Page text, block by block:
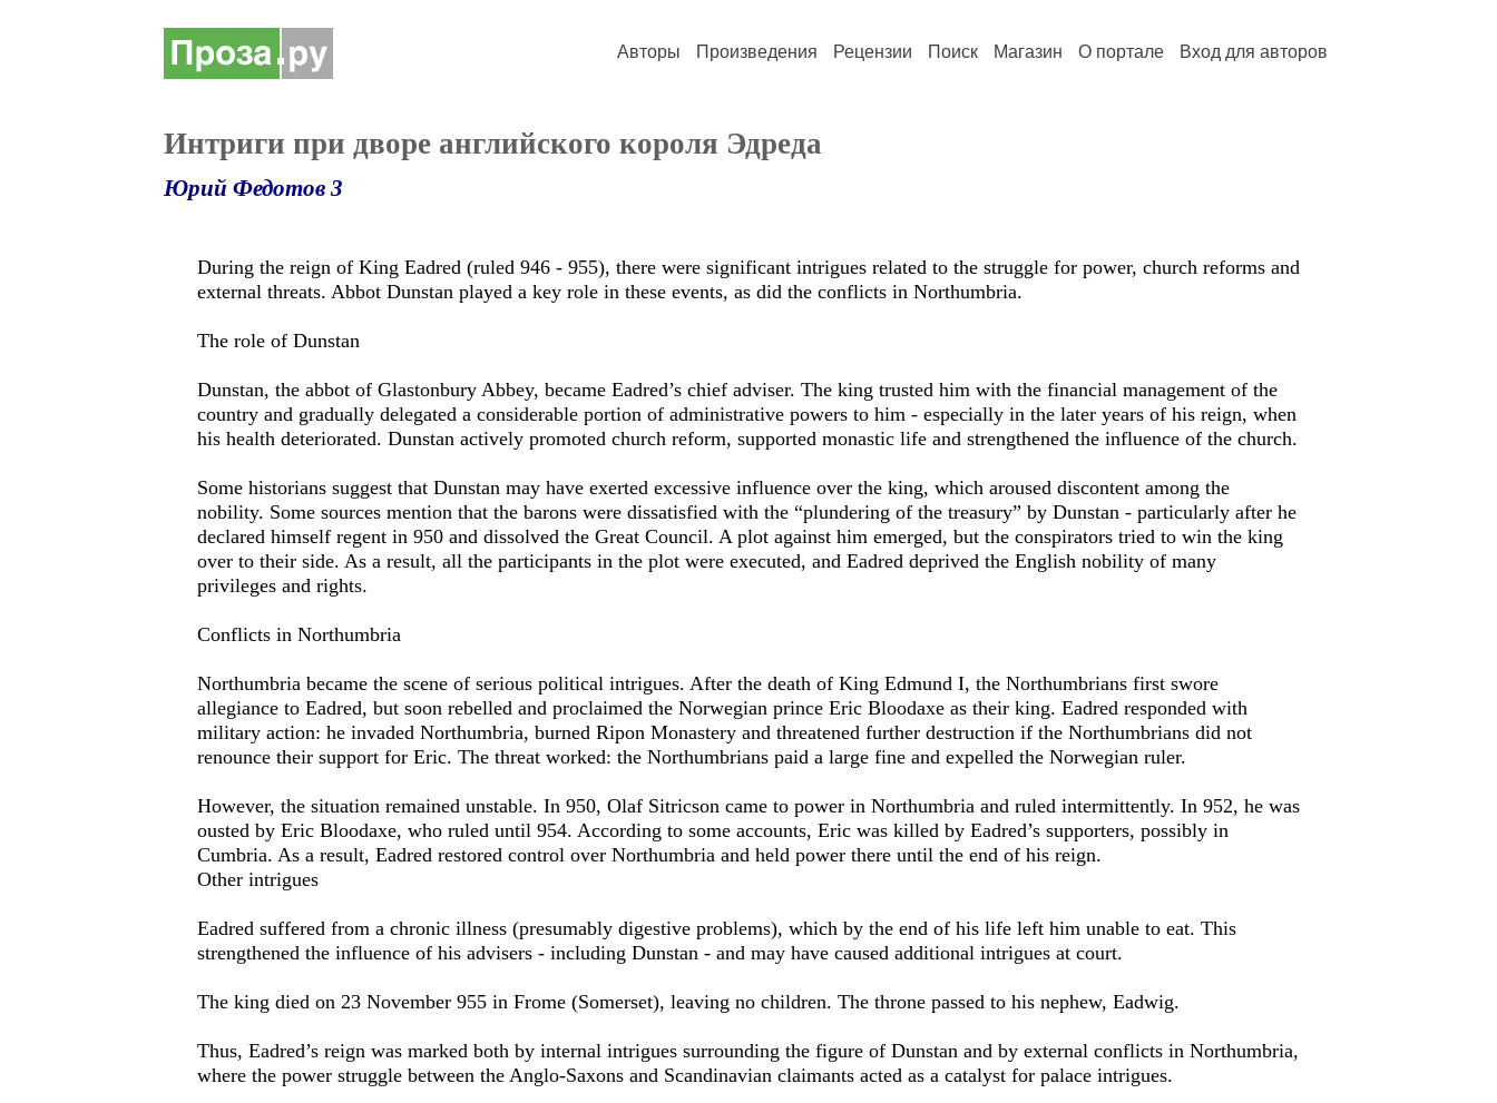
Авторы Произведения Рецензии Поиск Магазин О портале Вход для авторов
Интриги при дворе английского короля Эдреда
Юрий Федотов 3
During the reign of King Eadred (ruled 946 - 955), there were significant intrigues related to the struggle for power, church reforms and
external threats. Abbot Dunstan played a key role in these events, as did the conflicts in Northumbria.
The role of Dunstan
Dunstan, the abbot of Glastonbury Abbey, became Eadred’s chief adviser. The king trusted him with the financial management of the
country and gradually delegated a considerable portion of administrative powers to him - especially in the later years of his reign, when
his health deteriorated. Dunstan actively promoted church reform, supported monastic life and strengthened the influence of the church.
Some historians suggest that Dunstan may have exerted excessive influence over the king, which aroused discontent among the
nobility. Some sources mention that the barons were dissatisfied with the “plundering of the treasury” by Dunstan - particularly after he
declared himself regent in 950 and dissolved the Great Council. A plot against him emerged, but the conspirators tried to win the king
over to their side. As a result, all the participants in the plot were executed, and Eadred deprived the English nobility of many
privileges and rights.
Conflicts in Northumbria
Northumbria became the scene of serious political intrigues. After the death of King Edmund I, the Northumbrians first swore
allegiance to Eadred, but soon rebelled and proclaimed the Norwegian prince Eric Bloodaxe as their king. Eadred responded with
military action: he invaded Northumbria, burned Ripon Monastery and threatened further destruction if the Northumbrians did not
renounce their support for Eric. The threat worked: the Northumbrians paid a large fine and expelled the Norwegian ruler.
However, the situation remained unstable. In 950, Olaf Sitricson came to power in Northumbria and ruled intermittently. In 952, he was
ousted by Eric Bloodaxe, who ruled until 954. According to some accounts, Eric was killed by Eadred’s supporters, possibly in
Cumbria. As a result, Eadred restored control over Northumbria and held power there until the end of his reign.
Other intrigues
Eadred suffered from a chronic illness (presumably digestive problems), which by the end of his life left him unable to eat. This
strengthened the influence of his advisers - including Dunstan - and may have caused additional intrigues at court.
The king died on 23 November 955 in Frome (Somerset), leaving no children. The throne passed to his nephew, Eadwig.
Thus, Eadred’s reign was marked both by internal intrigues surrounding the figure of Dunstan and by external conflicts in Northumbria,
where the power struggle between the Anglo-Saxons and Scandinavian claimants acted as a catalyst for palace intrigues.